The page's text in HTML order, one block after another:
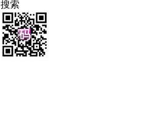
搜索